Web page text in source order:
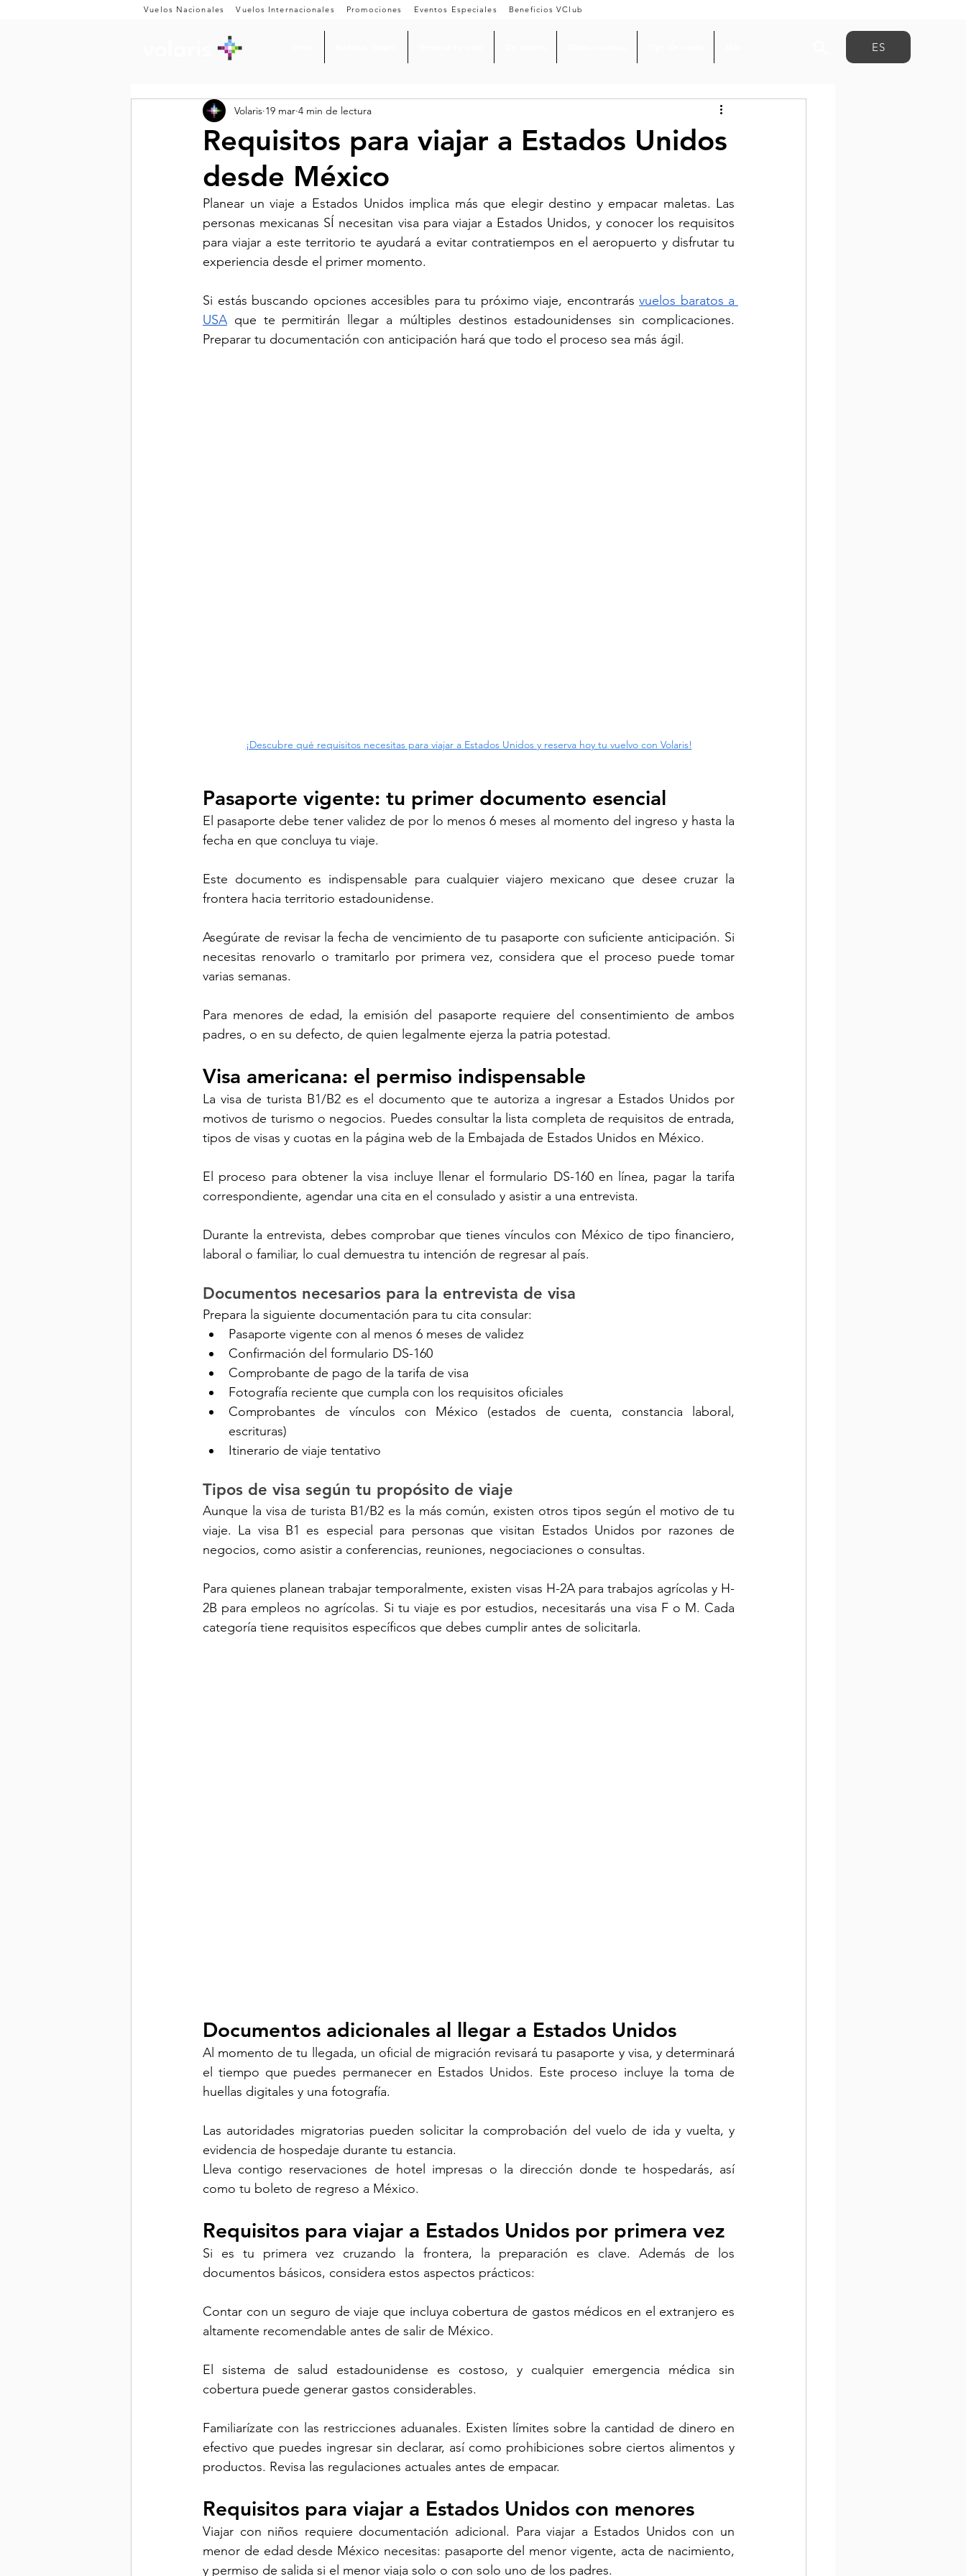
Vuelos Nacionales Vuelos Internacionales Promociones Eventos Especiales Beneficios VClub
ES
Requisitos para viajar a Estados Unidos
desde México
Volaris 19 mar 4 min de lectura
Planear un viaje a Estados Unidos implica más que elegir destino y empacar maletas. Las
personas mexicanas SÍ necesitan visa para viajar a Estados Unidos, y conocer los requisitos
para viajar a este territorio te ayudará a evitar contratiempos en el aeropuerto y disfrutar tu
experiencia desde el primer momento.
Si estás buscando opciones accesibles para tu próximo viaje, encontrarás vuelos baratos a
USA que te permitirán llegar a múltiples destinos estadounidenses sin complicaciones.
Preparar tu documentación con anticipación hará que todo el proceso sea más ágil.
¡Descubre qué requisitos necesitas para viajar a Estados Unidos y reserva hoy tu vuelvo con Volaris!
Pasaporte vigente: tu primer documento esencial
El pasaporte debe tener validez de por lo menos 6 meses al momento del ingreso y hasta la
fecha en que concluya tu viaje.
Este documento es indispensable para cualquier viajero mexicano que desee cruzar la
frontera hacia territorio estadounidense.
Asegúrate de revisar la fecha de vencimiento de tu pasaporte con suficiente anticipación. Si
necesitas renovarlo o tramitarlo por primera vez, considera que el proceso puede tomar
varias semanas.
Para menores de edad, la emisión del pasaporte requiere del consentimiento de ambos
padres, o en su defecto, de quien legalmente ejerza la patria potestad.
Visa americana: el permiso indispensable
La visa de turista B1/B2 es el documento que te autoriza a ingresar a Estados Unidos por
motivos de turismo o negocios. Puedes consultar la lista completa de requisitos de entrada,
tipos de visas y cuotas en la página web de la Embajada de Estados Unidos en México.
El proceso para obtener la visa incluye llenar el formulario DS-160 en línea, pagar la tarifa
correspondiente, agendar una cita en el consulado y asistir a una entrevista.
Durante la entrevista, debes comprobar que tienes vínculos con México de tipo financiero,
laboral o familiar, lo cual demuestra tu intención de regresar al país.
Documentos necesarios para la entrevista de visa
Prepara la siguiente documentación para tu cita consular:
Pasaporte vigente con al menos 6 meses de validez
Confirmación del formulario DS-160
Comprobante de pago de la tarifa de visa
Fotografía reciente que cumpla con los requisitos oficiales
Comprobantes de vínculos con México (estados de cuenta, constancia laboral,
escrituras)
Itinerario de viaje tentativo
Tipos de visa según tu propósito de viaje
Aunque la visa de turista B1/B2 es la más común, existen otros tipos según el motivo de tu
viaje. La visa B1 es especial para personas que visitan Estados Unidos por razones de
negocios, como asistir a conferencias, reuniones, negociaciones o consultas.
Para quienes planean trabajar temporalmente, existen visas H-2A para trabajos agrícolas y H-
2B para empleos no agrícolas. Si tu viaje es por estudios, necesitarás una visa F o M. Cada
categoría tiene requisitos específicos que debes cumplir antes de solicitarla.
Documentos adicionales al llegar a Estados Unidos
Al momento de tu llegada, un oficial de migración revisará tu pasaporte y visa, y determinará
el tiempo que puedes permanecer en Estados Unidos. Este proceso incluye la toma de
huellas digitales y una fotografía.
Las autoridades migratorias pueden solicitar la comprobación del vuelo de ida y vuelta, y
evidencia de hospedaje durante tu estancia.
Lleva contigo reservaciones de hotel impresas o la dirección donde te hospedarás, así
como tu boleto de regreso a México.
Requisitos para viajar a Estados Unidos por primera vez
Si es tu primera vez cruzando la frontera, la preparación es clave. Además de los
documentos básicos, considera estos aspectos prácticos:
Contar con un seguro de viaje que incluya cobertura de gastos médicos en el extranjero es
altamente recomendable antes de salir de México.
El sistema de salud estadounidense es costoso, y cualquier emergencia médica sin
cobertura puede generar gastos considerables.
Familiarízate con las restricciones aduanales. Existen límites sobre la cantidad de dinero en
efectivo que puedes ingresar sin declarar, así como prohibiciones sobre ciertos alimentos y
productos. Revisa las regulaciones actuales antes de empacar.
Requisitos para viajar a Estados Unidos con menores
Viajar con niños requiere documentación adicional. Para viajar a Estados Unidos con un
menor de edad desde México necesitas: pasaporte del menor vigente, acta de nacimiento,
y permiso de salida si el menor viaja solo o con solo uno de los padres.